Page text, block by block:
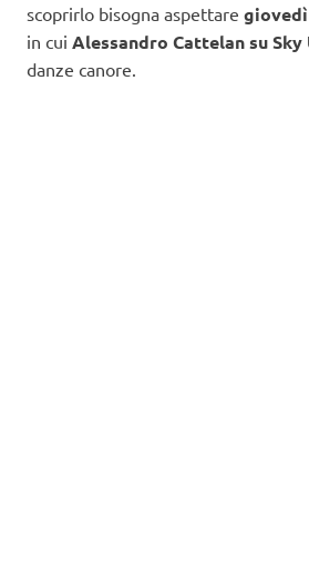
scoprirlo bisogna aspettare
in cui Alessandro Cattelan su Sky
danze canore.